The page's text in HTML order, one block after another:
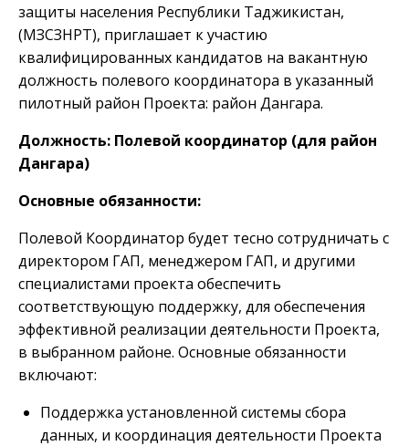
защиты населения Республики Таджикистан,
(МЗСЗНРТ), приглашает к участию
квалифицированных кандидатов на вакантную
должность полевого координатора в указанный
пилотный район Проекта: район Дангара.
Должность: Полевой координатор (для район
Дангара)
Основные обязанности:
Полевой Координатор будет тесно сотрудничать с
директором ГАП, менеджером ГАП, и другими
специалистами проекта обеспечить
соответствующую поддержку, для обеспечения
эффективной реализации деятельности Проекта,
в выбранном районе. Основные обязанности
включают:
Поддержка установленной системы сбора
данных, и координация деятельности Проекта